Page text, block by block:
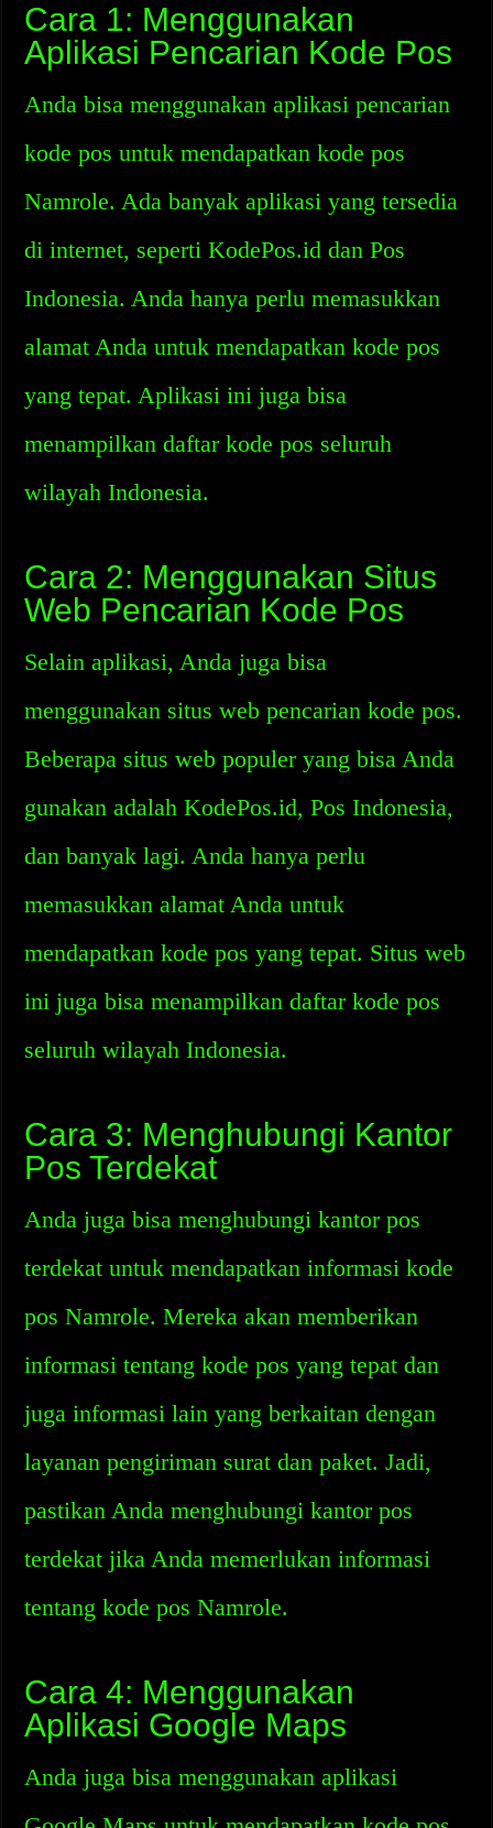
Cara 1: Menggunakan
Aplikasi Pencarian Kode Pos
Anda bisa menggunakan aplikasi pencarian
kode pos untuk mendapatkan kode pos
Namrole. Ada banyak aplikasi yang tersedia
di internet, seperti KodePos.id dan Pos
Indonesia. Anda hanya perlu memasukkan
alamat Anda untuk mendapatkan kode pos
yang tepat. Aplikasi ini juga bisa
menampilkan daftar kode pos seluruh
wilayah Indonesia.
Cara 2: Menggunakan Situs
Web Pencarian Kode Pos
Selain aplikasi, Anda juga bisa
menggunakan situs web pencarian kode pos.
Beberapa situs web populer yang bisa Anda
gunakan adalah KodePos.id, Pos Indonesia,
dan banyak lagi. Anda hanya perlu
memasukkan alamat Anda untuk
mendapatkan kode pos yang tepat. Situs web
ini juga bisa menampilkan daftar kode pos
seluruh wilayah Indonesia.
Cara 3: Menghubungi Kantor
Pos Terdekat
Anda juga bisa menghubungi kantor pos
terdekat untuk mendapatkan informasi kode
pos Namrole. Mereka akan memberikan
informasi tentang kode pos yang tepat dan
juga informasi lain yang berkaitan dengan
layanan pengiriman surat dan paket. Jadi,
pastikan Anda menghubungi kantor pos
terdekat jika Anda memerlukan informasi
tentang kode pos Namrole.
Cara 4: Menggunakan
Aplikasi Google Maps
Anda juga bisa menggunakan aplikasi